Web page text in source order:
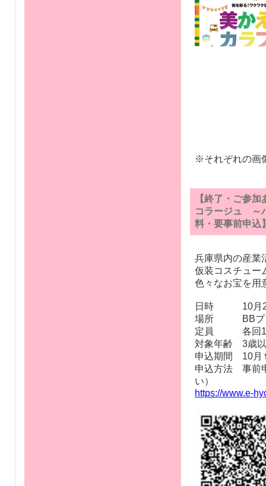
意ください。な
ご自宅等で飲食
・発熱や風邪
〇【美かえるマ
※それぞれの画
【終了・ご参加
コラージュ ～
料・要事前申込
兵庫県内の産業
仮装コスチュー
色々なお宝を
日時 10月29
場所 BBプラザ
対象年齢 3歳
申込期間 10月
申込方法 事前
い）
https://www.e-